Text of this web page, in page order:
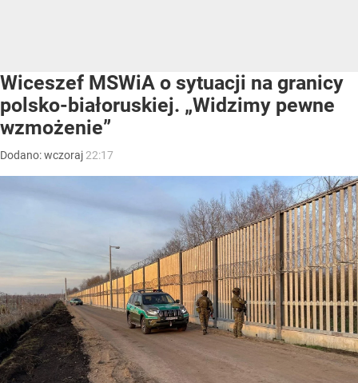
Wiceszef MSWiA o sytuacji na granicy
polsko-białoruskiej. „Widzimy pewne
wzmożenie”
Dodano:wczoraj 22:17